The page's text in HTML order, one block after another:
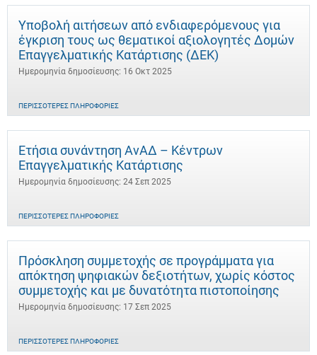
Υποβολή αιτήσεων από ενδιαφερόμενους για
έγκριση τους ως θεματικοί αξιολογητές Δομών
Επαγγελματικής Κατάρτισης (ΔΕΚ)
Ημερομηνία δημοσίευσης: 16 Οκτ 2025
ΠΕΡΙΣΣΌΤΕΡΕΣ ΠΛΗΡΟΦΟΡΊΕΣ
Ετήσια συνάντηση ΑνΑΔ – Κέντρων
Επαγγελματικής Κατάρτισης
Ημερομηνία δημοσίευσης: 24 Σεπ 2025
ΠΕΡΙΣΣΌΤΕΡΕΣ ΠΛΗΡΟΦΟΡΊΕΣ
Πρόσκληση συμμετοχής σε προγράμματα για
απόκτηση ψηφιακών δεξιοτήτων, χωρίς κόστος
συμμετοχής και με δυνατότητα πιστοποίησης
Ημερομηνία δημοσίευσης: 17 Σεπ 2025
ΠΕΡΙΣΣΌΤΕΡΕΣ ΠΛΗΡΟΦΟΡΊΕΣ